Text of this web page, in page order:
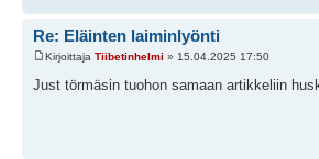
Re: Eläinten laiminlyönti
Kirjoittaja Tiibetinhelmi » 15.04.2025 17:50
Just törmäsin tuohon samaan artikkeliin